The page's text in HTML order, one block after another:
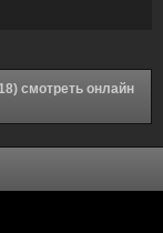
смотреть онлайн